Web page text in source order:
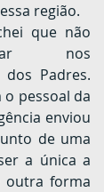
região.
nos
dos Padres.
pessoal da
enviou
de uma
a única a
outra forma